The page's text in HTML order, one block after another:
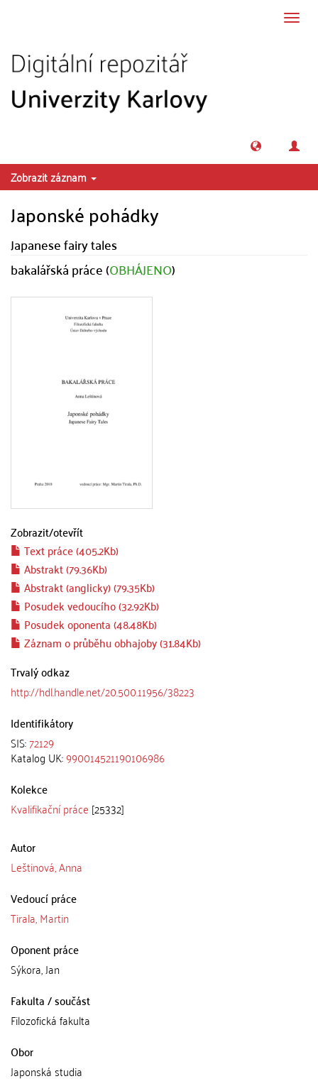
Zobrazit záznam
Japonské pohádky
Japanese fairy tales
bakalářská práce (OBHÁJENO)
Zobrazit/otevřít
Text práce (405.2Kb)
Abstrakt (79.36Kb)
Abstrakt (anglicky) (79.35Kb)
Posudek vedoucího (32.92Kb)
Posudek oponenta (48.48Kb)
Záznam o průběhu obhajoby (31.84Kb)
Trvalý odkaz
http://hdl.handle.net/20.500.11956/38223
Identifikátory
SIS:72129
Katalog UK:990014521190106986
Kolekce
Kvalifikační práce [25332]
Autor
Leštinová, Anna
Vedoucí práce
Tirala, Martin
Oponent práce
Sýkora, Jan
Fakulta / součást
Filozofická fakulta
Obor
Japonská studia